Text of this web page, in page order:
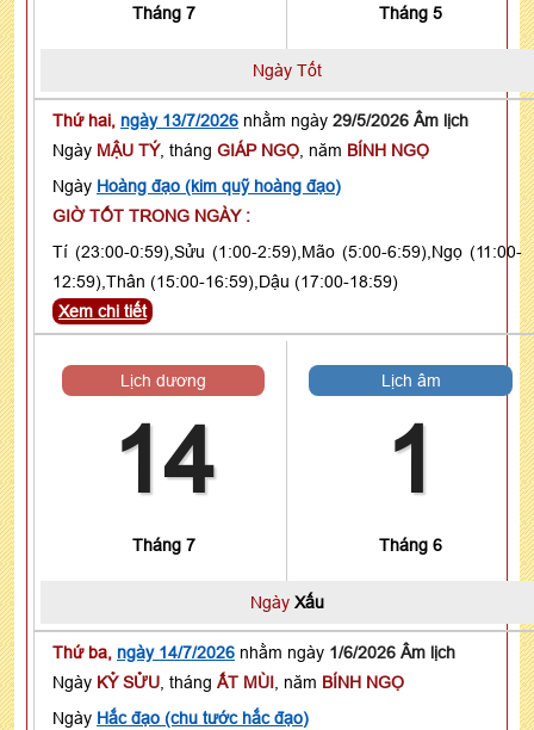
Tháng 7 Tháng 5
Ngày Tốt
Thứ hai, ngày 13/7/2026 nhằm ngày 29/5/2026 Âm lịch
Ngày MẬU TÝ, tháng GIÁP NGỌ , năm BÍNH NGỌ
Ngày Hoàng đạo (kim quỹ hoàng đạo)
GIỜ TỐT TRONG NGÀY :
Tí (23:00-0:59),Sửu (1:00-2:59),Mão (5:00-6:59),Ngọ (11:00-
12:59),Thân (15:00-16:59),Dậu (17:00-18:59)
Xem chi tiết
Lịch dương
14
Tháng 7
Lịch âm
1
Tháng 6
Ngày Xấu
Thứ ba, ngày 14/7/2026 nhằm ngày 1/6/2026 Âm lịch
Ngày KỶ SỬU , tháng ẤT MÙI , năm BÍNH NGỌ
Ngày Hắc đạo (chu tước hắc đạo)